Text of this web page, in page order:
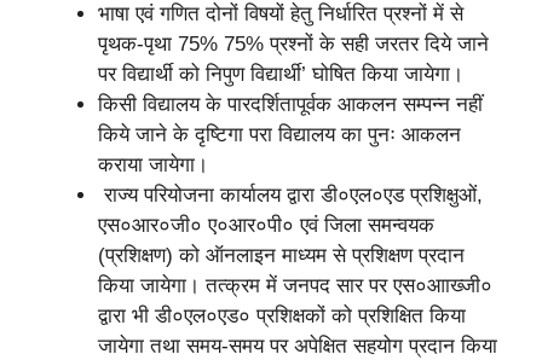
भाषा एवं गणित दोनों विषयों हेतु निर्धारित प्रश्नों में से
पृथक-पृथा 75% 75% प्रश्नों के सही जरतर दिये जाने
पर विद्यार्थी को निपुण विद्यार्थी’ घोषित किया जायेगा।
किसी विद्यालय के पारदर्शितापूर्वक आकलन सम्पन्न नहीं
किये जाने के दृष्टिगा परा विद्यालय का पुनः आकलन
कराया जायेगा।
राज्य परियोजना कार्यालय द्वारा डी०एल०एड प्रशिक्षुओं,
एस०आर०जी० ए०आर०पी० एवं जिला समन्वयक
(प्रशिक्षण) को ऑनलाइन माध्यम से प्रशिक्षण प्रदान
किया जायेगा। तत्क्रम में जनपद सार पर एस०आाख्जी०
द्वारा भी डी०एल०एड० प्रशिक्ष‌कों को प्रशिक्षित किया
जायेगा तथा समय-समय पर अपेक्षित सहयोग प्रदान किया